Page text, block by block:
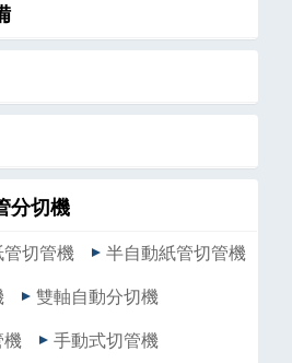
分切機
切管機 半自動紙管切管機
雙軸自動分切機
機 手動式切管機